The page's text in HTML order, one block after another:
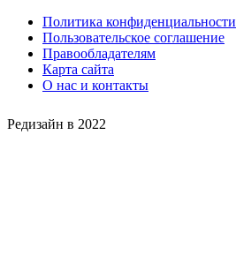
Политика конфиденциальности
Пользовательское соглашение
Правообладателям
Карта сайта
О нас и контакты
Редизайн в 2022